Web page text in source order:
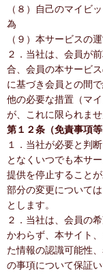
（８）自己のマイビ
為
（９）本サービスの
２．当社は、会員が
合、会員の本サービ
に基づき会員との間
他の必要な措置（マ
が、これに限られま
第１２条（免責事項等
１．当社が必要と判
となくいつでも本サ
提供を停止すること
部分の変更について
とします。
２．当社は、会員の
かわらず、本サイト
た情報の認識可能性
の事項について保証い